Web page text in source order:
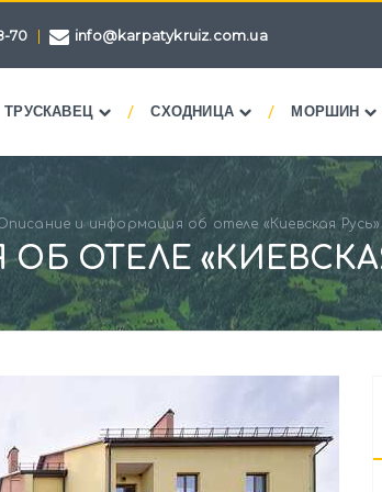
70 | info@karpatykruiz.com.ua
ТРУСКАВЕЦ / СХОДНИЦА / МОРШИН
и информация об отеле «Киевская Русь»
ОТЕЛЕ